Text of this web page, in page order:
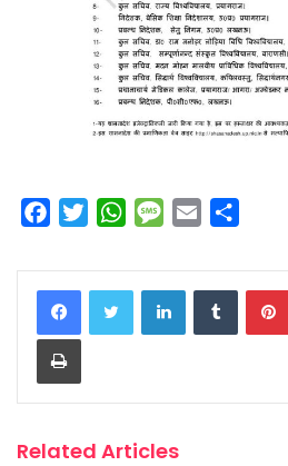
c
e
b
o
o
i
t
t
W
a
t
s
M
s
s
a
a
i
a
r
e
LinkedInTumblr
Print
Related Articles